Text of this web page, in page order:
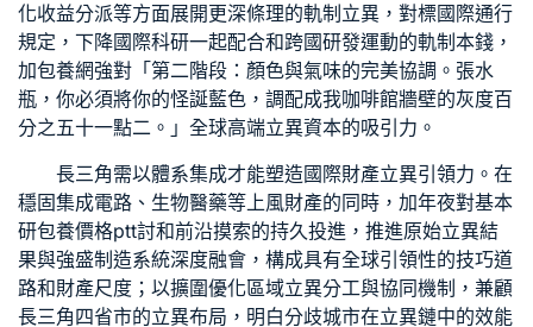
化收益分派等方面展開更深條理的軌制立異，對標國際通行
規定，下降國際科研一起配合和跨國研發運動的軌制本錢，
加包養網強對「第二階段：顏色與氣味的完美協調。張水
瓶，你必須將你的怪誕藍色，調配成我咖啡館牆壁的灰度百
分之五十一點二。」全球高端立異資本的吸引力。
長三角需以體系集成才能塑造國際財產立異引領力。在
穩固集成電路、生物醫藥等上風財產的同時，加年夜對基本
研包養價格ptt討和前沿摸索的持久投進，推進原始立異結
果與強盛制造系統深度融會，構成具有全球引領性的技巧道
路和財產尺度；以擴圍優化區域立異分工與協同機制，兼顧
長三角四省市的立異布局，明白分歧城市在立異鏈中的效能